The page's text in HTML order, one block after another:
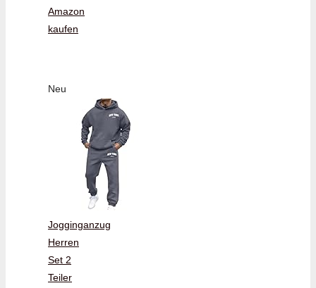
Amazon
kaufen
Neu
Jogginganzug
Herren
Set 2
Teiler